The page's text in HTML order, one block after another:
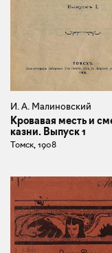
И. А. Малиновский
Кровавая месть и
казни. Выпуск 1
Томск, 1908